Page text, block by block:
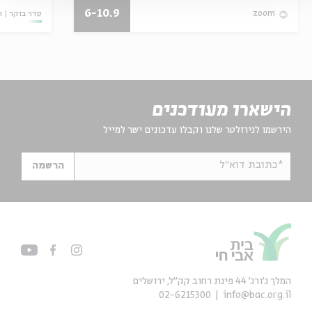
zoom
6-10.9 סדר בוקר
הישארו מעודכנים
הירשמו לניוזלטר שלנו וקבלו עדכונים ישר למייל
*כתובת דוא"ל הרשמה
המלך ג'ורג' 44 פינת רחוב קק״ל, ירושלים
info@bac.org.il
02-6215300